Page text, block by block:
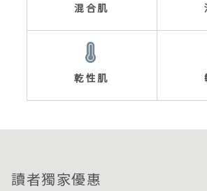
混合肌
乾性肌
讀者獨家優惠